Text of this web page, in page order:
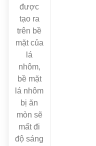
được
tạo ra
trên bề
mặt của
lá
nhôm,
bề mặt
lá nhôm
bị ăn
mòn sẽ
mất đi
độ sáng